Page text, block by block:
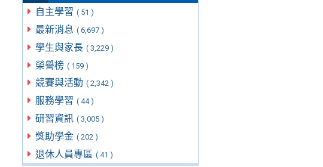
自主學習 ( 51 )
最新消息 ( 6,697 )
學生與家長 ( 3,229 )
榮譽榜 ( 159 )
競賽與活動 ( 2,342 )
服務學習 ( 44 )
研習資訊 ( 3,005 )
獎助學金 ( 202 )
退休人員專區 ( 41 )